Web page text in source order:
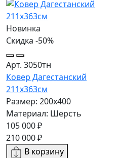
Новинка
Скидка -50%
Арт. 3050тн
Ковер Дагестанский
211x363см
Размер: 200х400
Материал: Шерсть
105 000 ₽
210 000 ₽
В корзину